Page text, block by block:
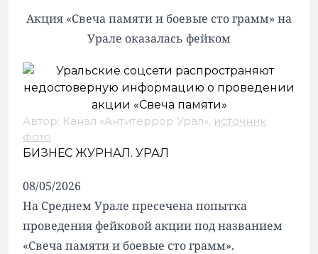
Акция «Свеча памяти и боевые сто грамм» на
Урале оказалась фейком
Автор: Канал «Антитеррор Урал», источник
фото.
БИЗНЕС ЖУРНАЛ. УРАЛ
08/05/2026
На Среднем Урале пресечена попытка
проведения фейковой акции под названием
«Свеча памяти и боевые сто грамм».